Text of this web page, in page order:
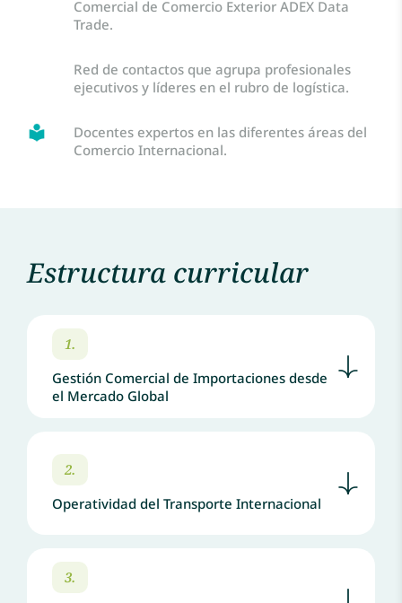
Comercial de Comercio Exterior ADEX Data
Trade.
Red de contactos que agrupa profesionales
ejecutivos y líderes en el rubro de logística.
Docentes expertos en las diferentes áreas del
Comercio Internacional.
Estructura curricular
1.
Gestión Comercial de Importaciones desde
el Mercado Global
2.
Operatividad del Transporte Internacional
3.